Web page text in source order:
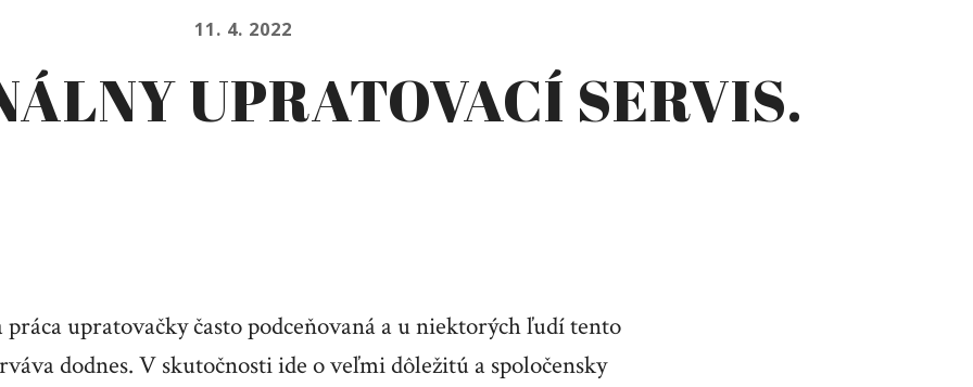
11. 4. 2022
UPRATOVACÍ SERVIS.
upratovačky často podceňovaná a u niektorých ľudí tento
dodnes. V skutočnosti ide o veľmi dôležitú a spoločensky